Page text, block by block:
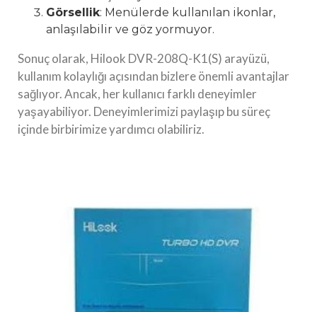
Görsellik: Menülerde kullanılan ikonlar,
anlaşılabilir ve göz yormuyor.
Sonuç olarak, Hilook DVR-208Q-K1(S) arayüzü,
kullanım kolaylığı açısından bizlere önemli avantajlar
sağlıyor. Ancak, her kullanıcı farklı deneyimler
yaşayabiliyor. Deneyimlerimizi paylaşıp bu süreç
içinde birbirimize yardımcı olabiliriz.